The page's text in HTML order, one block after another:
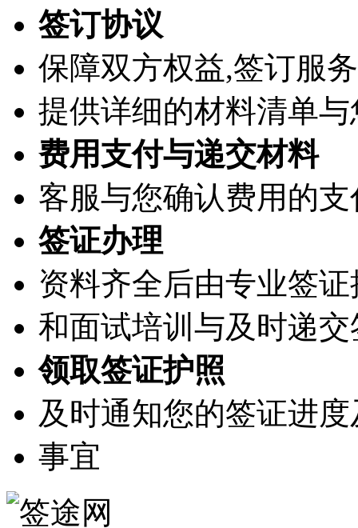
签订协议
保障双方权益,签订服
提供详细的材料清单
费用支付与递交材料
客服与您确认费用的
签证办理
资料齐全后由专业签
和面试培训与及时递
领取签证护照
及时通知您的签证进
事宜